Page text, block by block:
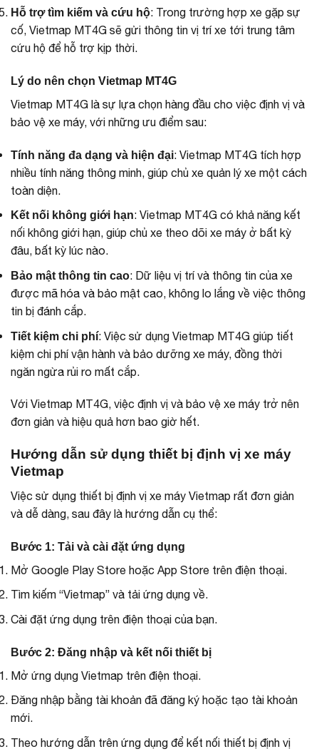
Hỗ trợ tìm kiếm và cứu hộ: Trong trường hợp xe gặp sự
cố, Vietmap MT4G sẽ gửi thông tin vị trí xe tới trung tâm
cứu hộ để hỗ trợ kịp thời.
Lý do nên chọn Vietmap MT4G
Vietmap MT4G là sự lựa chọn hàng đầu cho việc định vị và
bảo vệ xe máy, với những ưu điểm sau:
Tính năng đa dạng và hiện đại: Vietmap MT4G tích hợp
nhiều tính năng thông minh, giúp chủ xe quản lý xe một cách
toàn diện.
Kết nối không giới hạn: Vietmap MT4G có khả năng kết
nối không giới hạn, giúp chủ xe theo dõi xe máy ở bất kỳ
đâu, bất kỳ lúc nào.
Bảo mật thông tin cao: Dữ liệu vị trí và thông tin của xe
được mã hóa và bảo mật cao, không lo lắng về việc thông
tin bị đánh cắp.
Tiết kiệm chi phí: Việc sử dụng Vietmap MT4G giúp tiết
kiệm chi phí vận hành và bảo dưỡng xe máy, đồng thời
ngăn ngừa rủi ro mất cắp.
Với Vietmap MT4G, việc định vị và bảo vệ xe máy trở nên
đơn giản và hiệu quả hơn bao giờ hết.
Hướng dẫn sử dụng thiết bị định vị xe máy
Vietmap
Việc sử dụng thiết bị định vị xe máy Vietmap rất đơn giản
và dễ dàng, sau đây là hướng dẫn cụ thể:
Bước 1: Tải và cài đặt ứng dụng
Mở Google Play Store hoặc App Store trên điện thoại.
Tìm kiếm “Vietmap” và tải ứng dụng về.
Cài đặt ứng dụng trên điện thoại của bạn.
Bước 2: Đăng nhập và kết nối thiết bị
Mở ứng dụng Vietmap trên điện thoại.
Đăng nhập bằng tài khoản đã đăng ký hoặc tạo tài khoản
mới.
Theo hướng dẫn trên ứng dụng để kết nối thiết bị định vị